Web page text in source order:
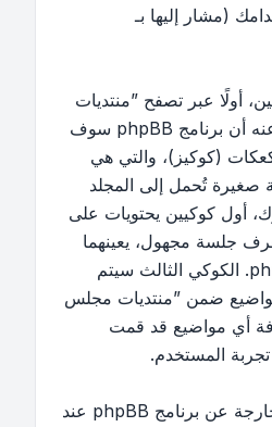
(مشار إليها بـ
أولًا عبر تصفح ”منتديات
مجلس العود“ سينتج عنه أن برنامج phpBB سوف
(كوكيز)، والتي هي
صغيرة تُحمل إلى المجلد
أول كوكيين يحتويات على
جلسة مجهول، يعينهما
لك تلقائيًا برنامج phpBB. الكوكي الثالث سيتم
ضمن ”منتديات مجلس
أي مواضيع قد قمت
تجربة المستخدم.
وربما ننشئ كوكيات خارجة عن برنامج phpBB عند